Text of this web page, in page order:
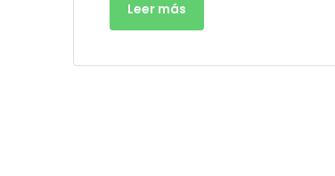
Leer más